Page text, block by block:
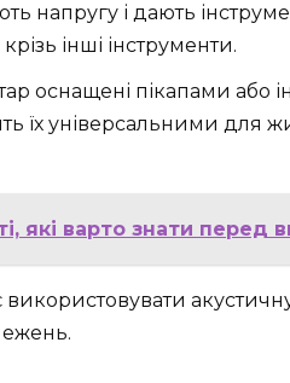
напругу і дають
інші інструменти.
оснащені пікапами або
їх універсальними для
які варто знати перед